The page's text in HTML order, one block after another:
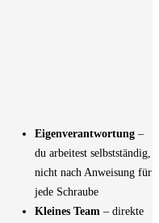
Eigenverantwortung –
du arbeitest selbstständig,
nicht nach Anweisung für
jede Schraube
Kleines Team – direkte